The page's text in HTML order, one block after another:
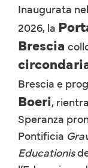
Inaugurata
2026, la
Brescia
Brescia e
Boeri,
Speranza
Pontificia
Educationis